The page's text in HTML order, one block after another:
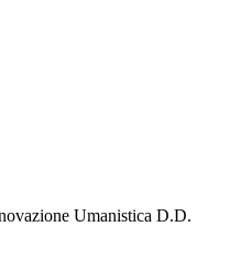
Umanistica D.D.